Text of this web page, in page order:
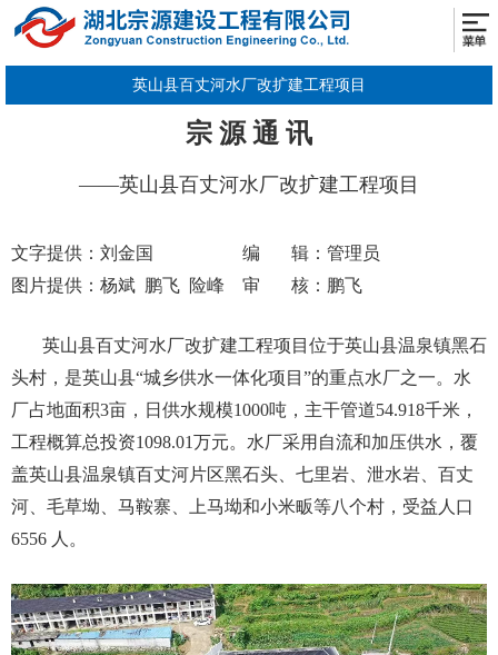
英山县百丈河水厂改扩建工程项目
宗 源 通 讯
——英山县百丈河水厂改扩建工程项目
文字提供：刘金国
编 辑：管理员
图片提供：杨斌 鹏飞 险峰 审 核：鹏飞
英山县百丈河水厂改扩建工程项目位于英山县温泉镇黑石
头村，是英山县“城乡供水一体化项目”的重点水厂之一。水
厂占地面积3亩，日供水规模1000吨，主干管道54.918千米，
工程概算总投资1098.01万元。水厂采用自流和加压供水，覆
盖英山县温泉镇百丈河片区黑石头、七里岩、泄水岩、百丈
河、毛草坳、马鞍寨、上马坳和小米畈等八个村，受益人口
6556 人。